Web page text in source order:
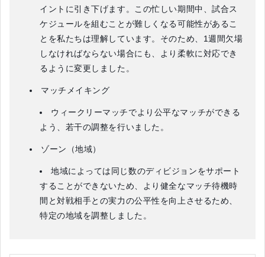
イントに引き下げます。この忙しい期間中、試合ス
ケジュールを組むことが難しくなる可能性があるこ
とを私たちは理解しています。そのため、1週間欠場
しなければならない場合にも、より柔軟に対応でき
るように変更しました。
マッチメイキング
ウィークリーマッチでより公平なマッチができる
よう、若干の調整を行いました。
ゾーン（地域）
地域によっては同じ数のディビジョンをサポート
することができないため、より健全なマッチ待機時
間と対戦相手との実力の公平性を向上させるため、
特定の地域を調整しました。